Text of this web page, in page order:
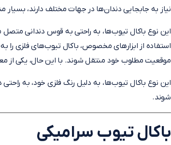
نیاز به جابجایی دندان‌ها در جهات مختلف دارند،
این نوع باکال تیوب‌ها، به راحتی به قوس دندانی
استفاده از ابزارهای مخصوص، باکال تیوب‌های فلزی را
موقعیت مطلوب خود منتقل شوند. با این حال، یکی از
این نوع باکال تیوب‌ها، به دلیل رنگ فلزی خود، به
شوند.
باکال تیوب سرامیکی